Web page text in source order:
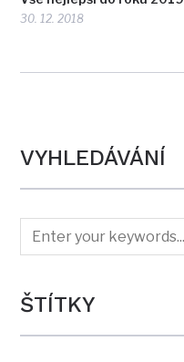
30. 12. 2018
VYHLEDÁVÁNÍ
ŠTÍTKY